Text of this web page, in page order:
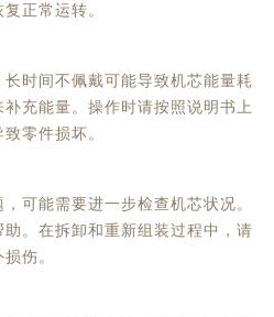
正常运转。
时间不佩戴可能导致机芯能量耗
充能量。操作时请按照说明书上
零件损坏。
可能需要进一步检查机芯状况。
。在拆卸和重新组装过程中，请
伤。